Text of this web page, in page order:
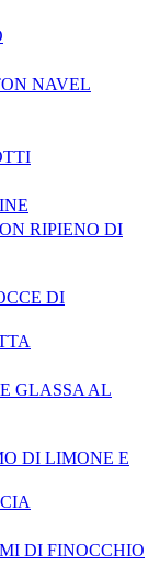
NAVEL
RIPIENO DI
DI
GLASSA AL
DI LIMONE E
DI FINOCCHIO